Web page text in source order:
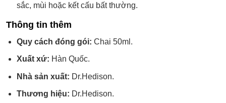
sắc, mùi hoặc kết cấu bất thường.
Thông tin thêm
Quy cách đóng gói: Chai 50ml.
Xuất xứ: Hàn Quốc.
Nhà sản xuất: Dr.Hedison.
Thương hiệu: Dr.Hedison.